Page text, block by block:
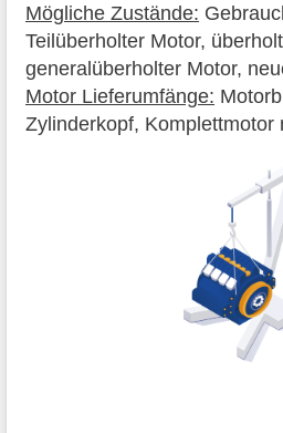
Mögliche Zustände:
Teilüberholter Motor,
generalüberholter Motor,
Motor Lieferumfänge:
Zylinderkopf, Komplettmotor